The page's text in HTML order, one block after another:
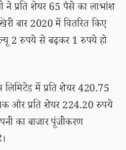
प्रति शेयर 65 पैसे का लाभांश
बार 2020 में वितरित किए
2 रुपये से बढ़कर 1 रुपये हो
में प्रति शेयर 420.75
और प्रति शेयर 224.20 रुपये
का बाजार पूंजीकरण